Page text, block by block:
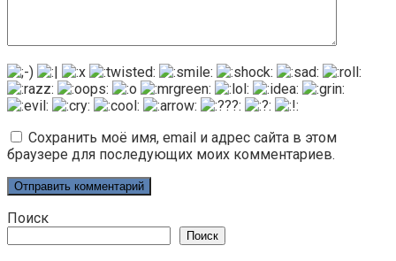
Сохранить моё имя, email и адрес сайта в этом
браузере для последующих моих комментариев.
Поиск
Поиск